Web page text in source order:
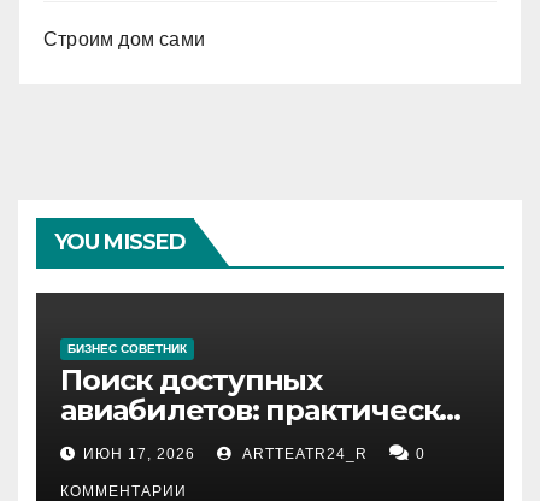
Строим дом сами
YOU MISSED
БИЗНЕС СОВЕТНИК
Поиск доступных
авиабилетов: практические
рекомендации
ИЮН 17, 2026 ARTTEATR24_R 0
КОММЕНТАРИИ